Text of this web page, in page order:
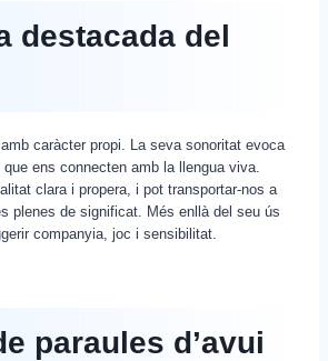
destacada del
caràcter propi. La seva sonoritat evoca
ens connecten amb la llengua viva.
clara i propera, i pot transportar-nos a
plenes de significat. Més enllà del seu ús
companyia, joc i sensibilitat.
paraules d’avui